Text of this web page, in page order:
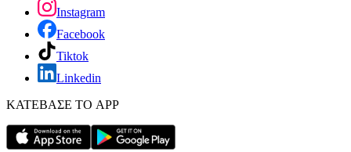
Instagram
Facebook
Tiktok
Linkedin
ΚΑΤΕΒΑΣΕ ΤΟ APP